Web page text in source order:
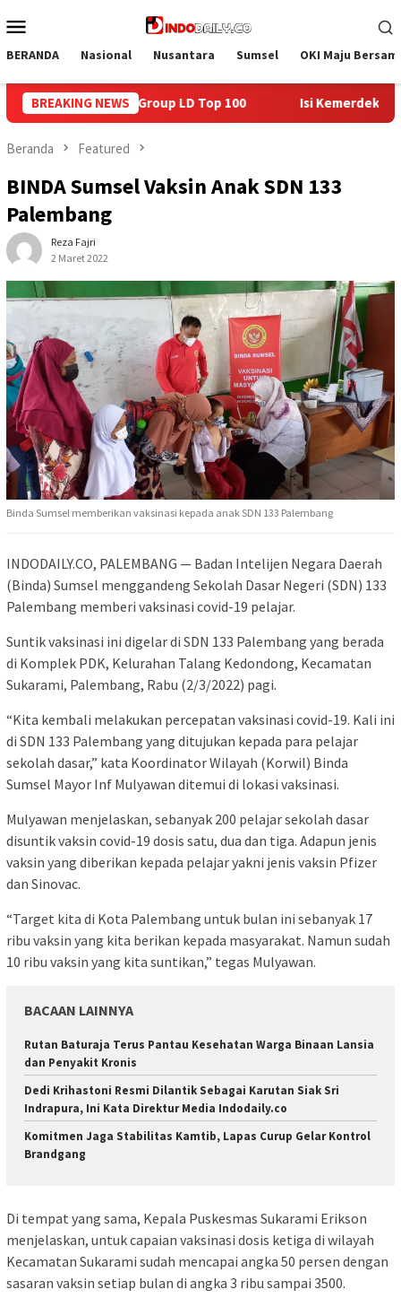
ke
Mobile
BERANDA Nasional Nusantara Sumsel OKI Maju
BREAKING NEWS
Isi Kemerdekaan dengan Kepedulian, Lapas Sekayu
Beranda Featured
BINDA Sumsel Vaksin Anak SDN 133
Palembang
Reza Fajri
2 Maret 2022
Binda Sumsel memberikan vaksinasi kepada anak SDN 133 Palembang
INDODAILY.CO, PALEMBANG — Badan Intelijen Negara Daerah
(Binda) Sumsel menggandeng Sekolah Dasar Negeri (SDN) 133
Palembang memberi vaksinasi covid-19 pelajar.
Suntik vaksinasi ini digelar di SDN 133 Palembang yang berada
di Komplek PDK, Kelurahan Talang Kedondong, Kecamatan
Sukarami, Palembang, Rabu (2/3/2022) pagi.
“Kita kembali melakukan percepatan vaksinasi covid-19. Kali ini
di SDN 133 Palembang yang ditujukan kepada para pelajar
sekolah dasar,” kata Koordinator Wilayah (Korwil) Binda
Sumsel Mayor Inf Mulyawan ditemui di lokasi vaksinasi.
Mulyawan menjelaskan, sebanyak 200 pelajar sekolah dasar
disuntik vaksin covid-19 dosis satu, dua dan tiga. Adapun jenis
vaksin yang diberikan kepada pelajar yakni jenis vaksin Pfizer
dan Sinovac.
“Target kita di Kota Palembang untuk bulan ini sebanyak 17
ribu vaksin yang kita berikan kepada masyarakat. Namun sudah
10 ribu vaksin yang kita suntikan,” tegas Mulyawan.
BACAAN LAINNYA
Rutan Baturaja Terus Pantau Kesehatan Warga Binaan Lansia
dan Penyakit Kronis
Dedi Krihastoni Resmi Dilantik Sebagai Karutan Siak Sri
Indrapura, Ini Kata Direktur Media Indodaily.co
Komitmen Jaga Stabilitas Kamtib, Lapas Curup Gelar Kontrol
Brandgang
Di tempat yang sama, Kepala Puskesmas Sukarami Erikson
menjelaskan, untuk capaian vaksinasi dosis ketiga di wilayah
Kecamatan Sukarami sudah mencapai angka 50 persen dengan
sasaran vaksin setiap bulan di angka 3 ribu sampai 3500.